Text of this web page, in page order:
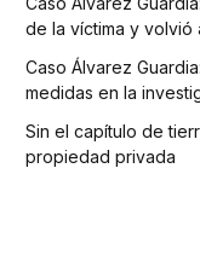
de la víctima y volvió
Caso Álvarez
medidas en la
Sin el capítulo de
propiedad privada